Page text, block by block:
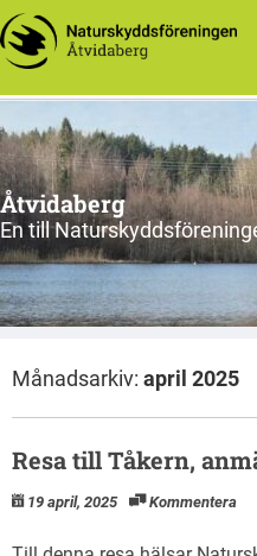
Åtvidaberg
En till
Månadsarkiv: april 2025
Resa till Tåkern,
19 april, 2025 Kommentera